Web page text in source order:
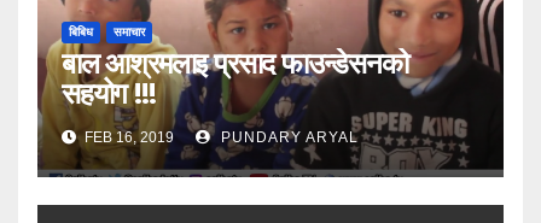
बिबिध समाचार
बाल आश्रमलाइ प्रसाद फाउन्डेसनको
सहयोग !!!
FEB 16, 2019 PUNDARY ARYAL